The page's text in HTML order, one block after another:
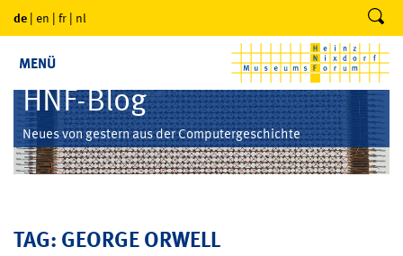
de | en | fr | nl
MENÜ
HNF-Blog
Neues von gestern aus der Computergeschichte
TAG: GEORGE ORWELL